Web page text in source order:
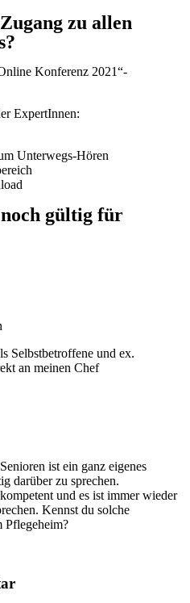
zu allen
Konferenz 2021“-
ExpertInnen:
Unterwegs-Hören
gültig für
Selbstbetroffene und ex.
an meinen Chef
ist ein ganz eigenes
darüber zu sprechen.
und es ist immer wieder
Kennst du solche
Pflegeheim?